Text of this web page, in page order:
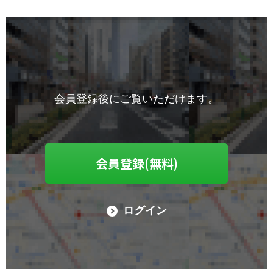
会員登録後にご覧いただけます。
会員登録(無料)
ログイン